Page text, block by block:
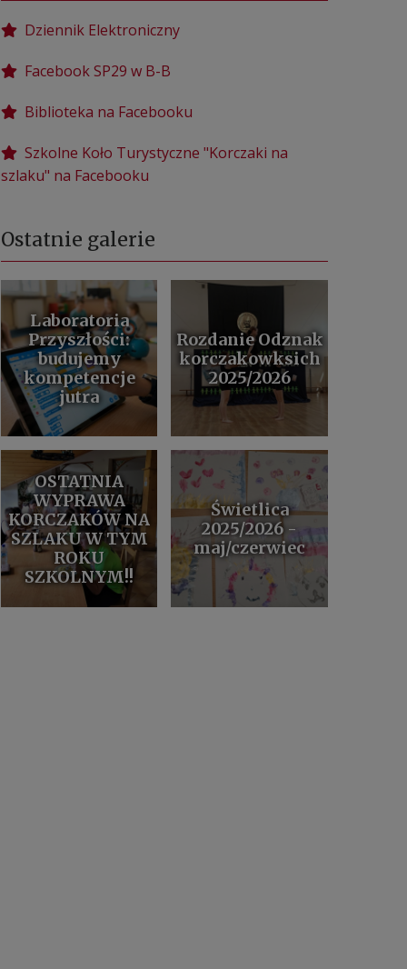
Dziennik Elektroniczny
Facebook SP29 w B-B
Biblioteka na Facebooku
Szkolne Koło Turystyczne "Korczaki na
szlaku" na Facebooku
Ostatnie galerie
Laboratoria
Przyszłości:
budujemy
kompetencje
jutra
Rozdanie Odznak
korczakowksich
2025/2026
OSTATNIA
WYPRAWA
KORCZAKÓW NA
SZLAKU W TYM
ROKU
SZKOLNYM!!
Świetlica
2025/2026 -
maj/czerwiec